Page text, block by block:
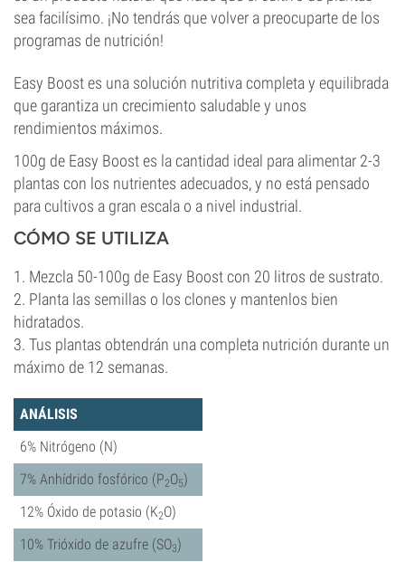
sea facilísimo. ¡No tendrás que volver a preocuparte de los
programas de nutrición!
Easy Boost es una solución nutritiva completa y equilibrada
que garantiza un crecimiento saludable y unos
rendimientos máximos.
100g de Easy Boost es la cantidad ideal para alimentar 2-3
plantas con los nutrientes adecuados, y no está pensado
para cultivos a gran escala o a nivel industrial.
CÓMO SE UTILIZA
1. Mezcla 50-100g de Easy Boost con 20 litros de sustrato.
2. Planta las semillas o los clones y mantenlos bien
hidratados.
3. Tus plantas obtendrán una completa nutrición durante un
máximo de 12 semanas.
ANÁLISIS
6% Nitrógeno (N)
7% Anhídrido fosfórico (P2O5)
12% Óxido de potasio (K2O)
10% Trióxido de azufre (SO3)